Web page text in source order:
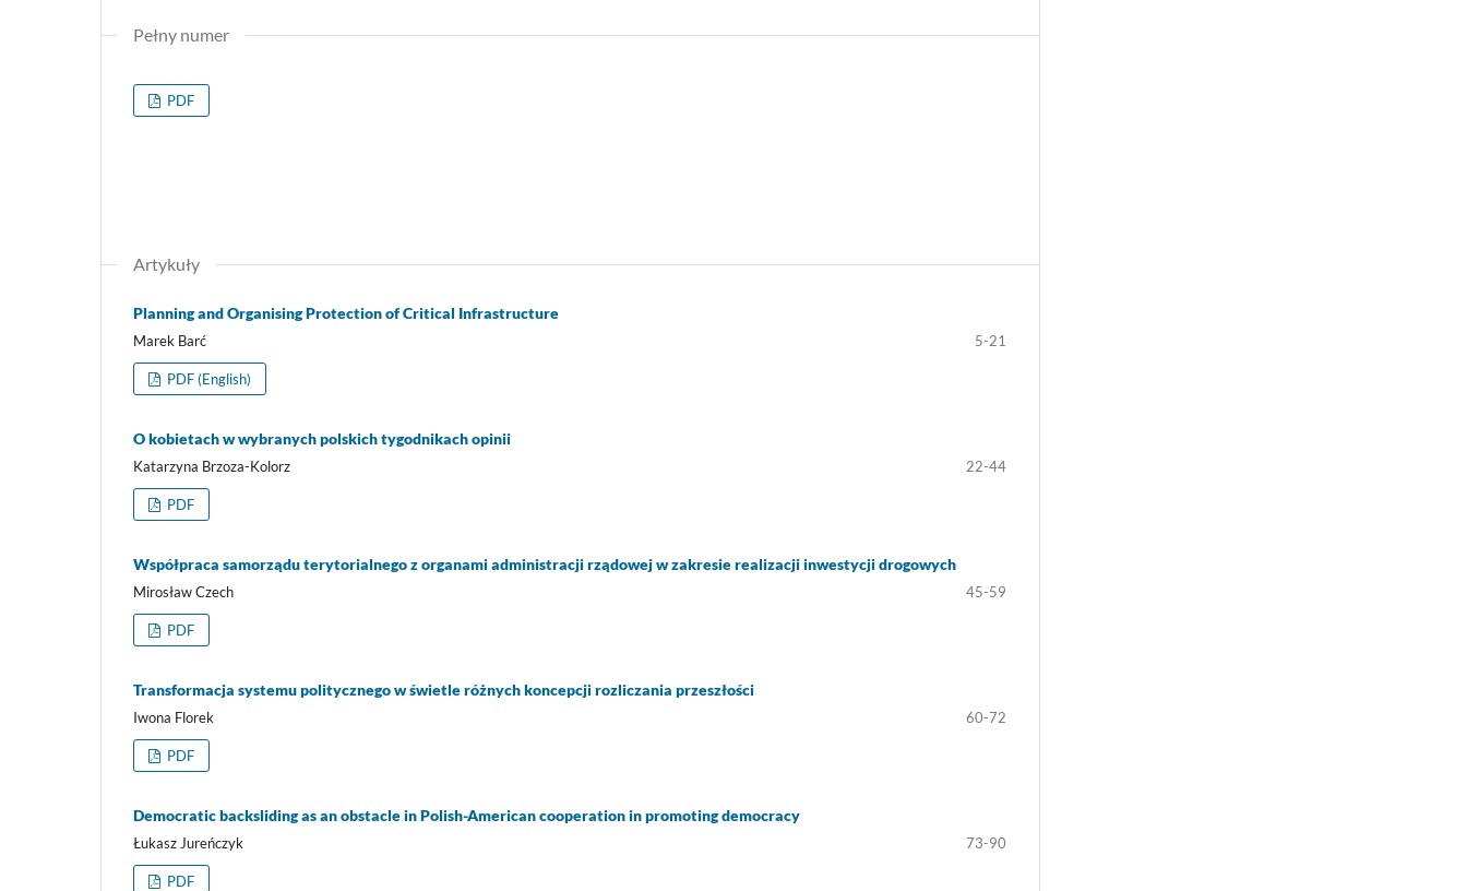
Pełny numer
PDF
Artykuły
Planning and Organising Protection of Critical Infrastructure
Marek Barć 5-21
PDF (English)
O kobietach w wybranych polskich tygodnikach opinii
Katarzyna Brzoza-Kolorz 22-44
PDF
Współpraca samorządu terytorialnego z organami administracji rządowej w zakresie realizacji inwestycji drogowych
Mirosław Czech 45-59
PDF
Transformacja systemu politycznego w świetle różnych koncepcji rozliczania przeszłości
Iwona Florek 60-72
PDF
Democratic backsliding as an obstacle in Polish-American cooperation in promoting democracy
Łukasz Jureńczyk 73-90
PDF